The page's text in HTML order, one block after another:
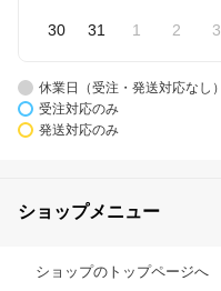
30 31 1 2 3
休業日（受注・発送対応なし）
受注対応のみ
発送対応のみ
ショップメニュー
ショップのトップページへ